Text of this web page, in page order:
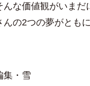
んな価値観がいまだ
んの2つの夢がとも
集・雪